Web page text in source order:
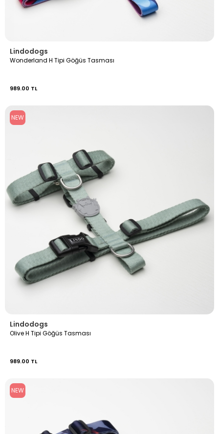
Lindodogs
Wonderland H Tipi Göğüs Tasması
989.00 TL
NEW
Lindodogs
Olive H Tipi Göğüs Tasması
989.00 TL
NEW